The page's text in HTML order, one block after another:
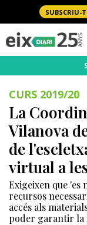
SUBSCRIU-
CURS 2019/20
La
Vilanova
de
virtual a
Exigeixen que
recursos
accés als
poder garantir la